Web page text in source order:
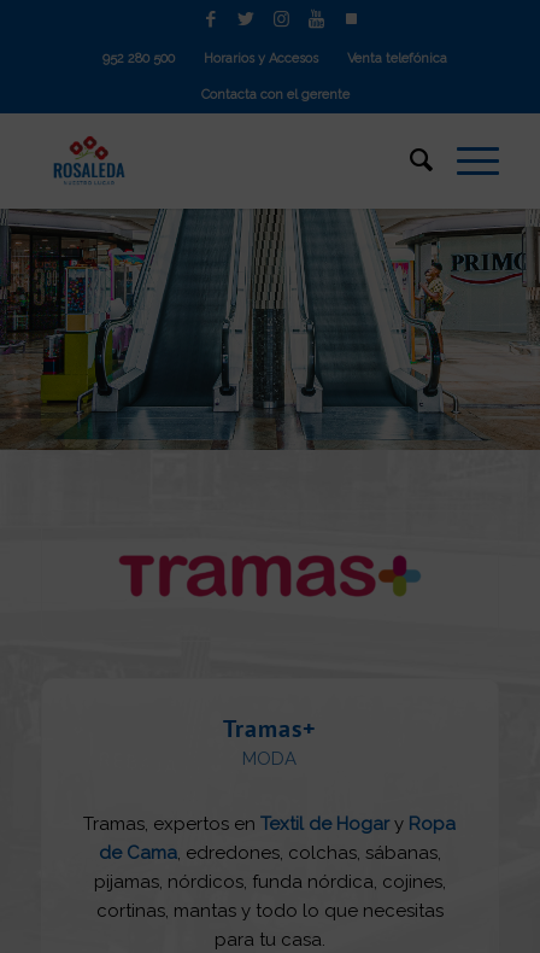
952 280 500 Horarios y Accesos Venta telefónica
Contacta con el gerente
Tramas+
MODA
Tramas, expertos enTextil de Hogary Ropa
de Cama, edredones, colchas, sábanas,
pijamas, nórdicos, funda nórdica, cojines,
cortinas, mantas y todo lo que necesitas
para tu casa.